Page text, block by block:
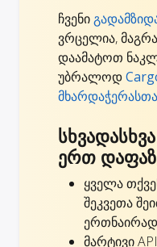
ჩვენი
ვრცელია,
დაამატოთ
უბრალოდ
ერთ
ყველა
შეკვეთა
მარტივი